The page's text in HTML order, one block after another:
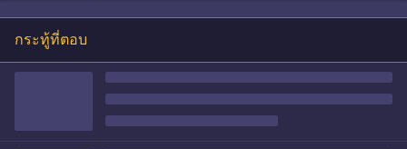
กระทู้ที่ตอบ